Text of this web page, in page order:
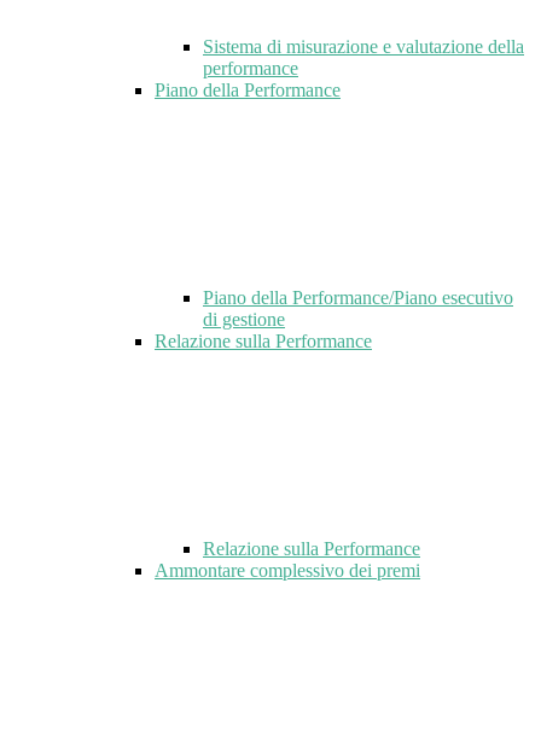
Sistema di misurazione e valutazione della
performance
Piano della Performance
Piano della Performance/Piano esecutivo
di gestione
Relazione sulla Performance
Relazione sulla Performance
Ammontare complessivo dei premi